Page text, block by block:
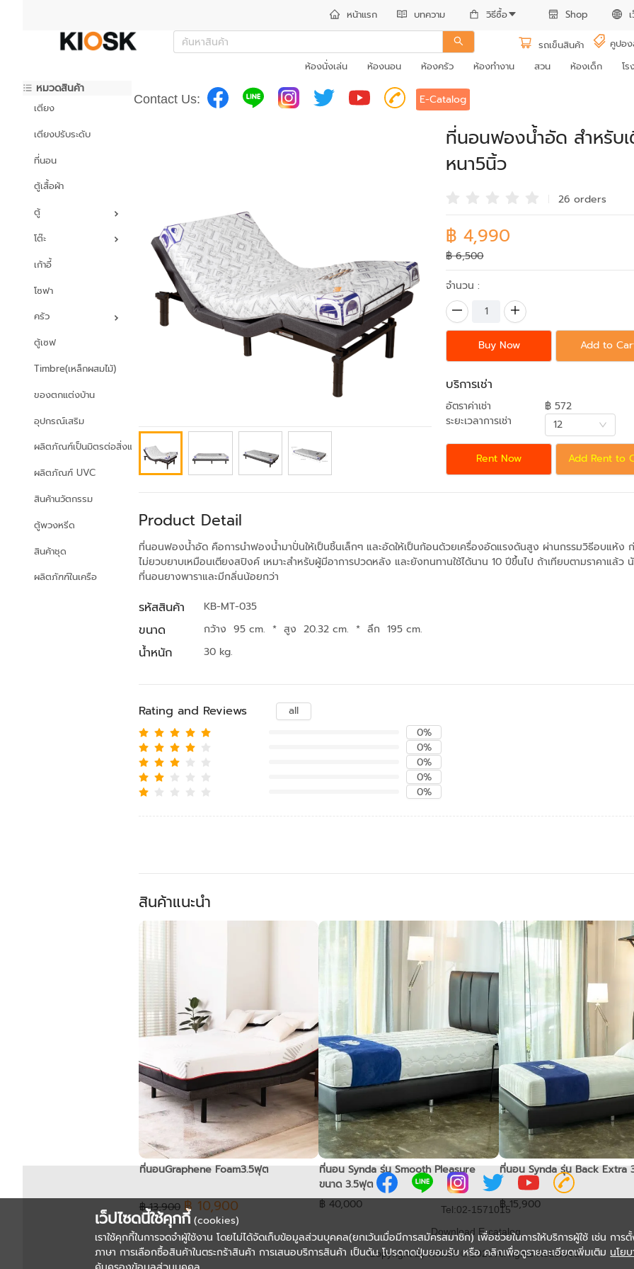
หน้าแรก บทความ วิธีซื้อ Shop
รถเข็นสินค้า
คูปอ
ห้องนั่งเล่น
ห้องนอน ห้องครัว ห้องทำงาน สวน ห้องเด็ก โร
หมวดสินค้า
เตียง
เตียงปรับระดับ
ที่นอน
ตู้เสื้อผ้า
ตู้
โต๊ะ
เก้าอี้
โซฟา
ครัว
ตู้เซฟ
Timbre(เหล็กผสมไม้)
ของตกแต่งบ้าน
อุปกรณ์เสริม
ผลิตภัณฑ์เป็นมิตรต่อสิ่งแวดล้อม
ผลิตภัณฑ์ UVC
สินค้านวัตกรรม
ตู้พวงหรีด
สินค้าชุด
ผลิตภัฑฑ์ในเครือ
Contact Us: E-Catalog
ที่นอนฟองน้ำอัด สำหรับ
หนา5นิ้ว
26 orders
฿ 4,990
฿ 6,500
จำนวน :
Buy Now Add to
บริการเช่า
อัตราค่าเช่า
฿ 572
ระยะเวลาการเช่า
12
Rent Now Add Rent to
Product Detail
ที่นอนฟองน้ำอัด คือการนำฟองน้ำมาปั่นให้เป็นชิ้นเล็กๆ และอัดให้เป็นก้อนด้วยเครื่องอัดแรงดันสูง ผ่านกรรมวิธีอบแห้
ไม่ยวบยาบเหมือนเตียงสปิงค์ เหมาะสำหรับผู้มีอาการปวดหลัง และยังทนทานใช้ได้นาน 10 ปีขึ้นไป ถ้าเทียบตามราคาแล้
ที่นอนยางพาราและมีกลิ่นน้อยกว่า
รหัสสินค้า KB-MT-035
ขนาด กว้าง 95 cm. * สูง 20.32 cm. * ลึก 195 cm.
น้ำหนัก 30 kg.
Rating and Reviews
all
0%
0%
0%
0%
0%
สินค้าแนะนำ
ที่นอนGraphene Foam3.5ฟุต
฿ 13,900 ฿ 10,900
ที่นอน Synda รุ่น Smooth Pleasure
ขนาด 3.5ฟุต
฿ 40,000
ที่นอน Synda รุ่น Back Extra
฿ 15,900
Tel:02-1571015
Download E-catalog
Copyright by KIOSK © 2020 All rights Reserved.
เว็ปไซดนี้ใช้คุกกี้ (cookies)
เราใช้คุกกี้ในการจดจำผู้ใช้งาน โดยไม่ได้จัดเก็บข้อมูลส่วนบุคคล(ยกเว้นเมื่อมีการสมัครสมาชิก) เพื่อช่วยในการให้บริการผู้ใช้ เช่น การ
ภาษา การเลือกซื้อสินค้าในตระกร้าสินค้า การเสนอบริการสินค้า เป็นต้น โปรดกดปุ่มยอมรับ หรือ คลิกเพื่อดูรายละเอียดเพิ่มเติม นโย